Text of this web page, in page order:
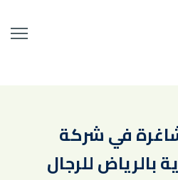
شاغرة في شركة
بالرياض للرجال